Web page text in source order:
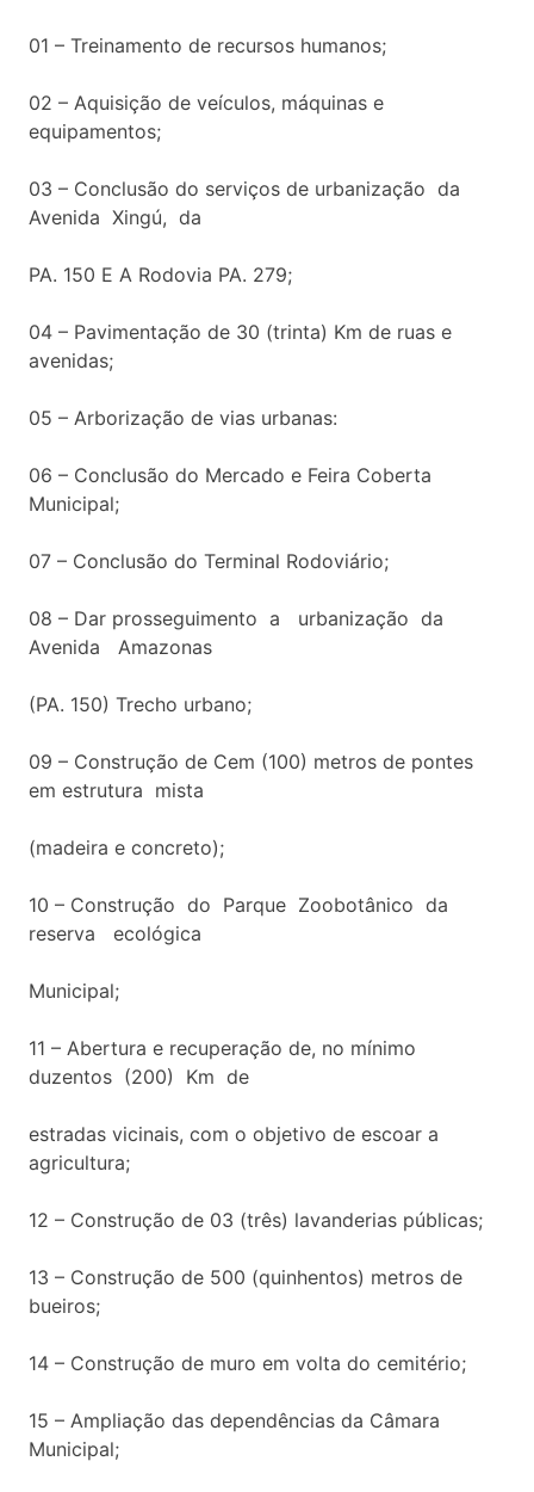
01 – Treinamento de recursos humanos;
02 – Aquisição de veículos, máquinas e
equipamentos;
03 – Conclusão do serviços de urbanização da
Avenida Xingú, da
PA. 150 E A Rodovia PA. 279;
04 – Pavimentação de 30 (trinta) Km de ruas e
avenidas;
05 – Arborização de vias urbanas:
06 – Conclusão do Mercado e Feira Coberta
Municipal;
07 – Conclusão do Terminal Rodoviário;
08 – Dar prosseguimento a urbanização da
Avenida Amazonas
(PA. 150) Trecho urbano;
09 – Construção de Cem (100) metros de pontes
em estrutura mista
(madeira e concreto);
10 – Construção do Parque Zoobotânico da
reserva ecológica
Municipal;
11 – Abertura e recuperação de, no mínimo
duzentos (200) Km de
estradas vicinais, com o objetivo de escoar a
agricultura;
12 – Construção de 03 (três) lavanderias públicas;
13 – Construção de 500 (quinhentos) metros de
bueiros;
14 – Construção de muro em volta do cemitério;
15 – Ampliação das dependências da Câmara
Municipal;